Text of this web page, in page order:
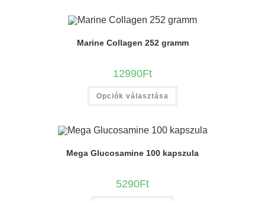
Marine Collagen 252 gramm
12990Ft
Opciók választása
Mega Glucosamine 100 kapszula
5290Ft